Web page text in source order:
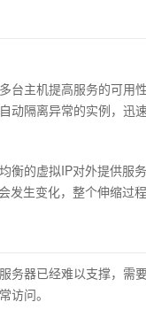
台主机提高服务的可用
动隔离异常的实例，迅
衡的虚拟IP对外提供服
发生变化，整个伸缩过
务器已经难以支撑，需
访问。